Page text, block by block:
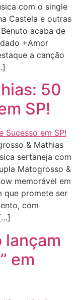
com o single
Castela e outras
acaba de
+Amor
a canção
50
SP!
& Mathias
sertaneja com
Matogrosso &
memorável em
que promete ser
com
lançam
em